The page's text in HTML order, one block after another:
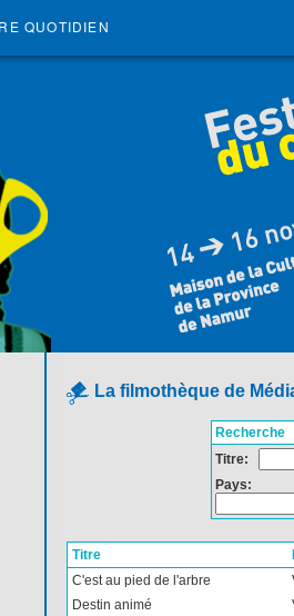
QUOTIDIEN
La filmothèque de
Recherche
Titre:
Pays:
Titre
C'est au pied de l'arbre
Destin animé